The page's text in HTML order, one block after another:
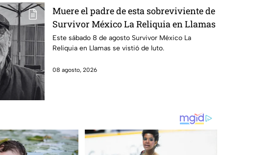
Muere el padre de esta sobreviviente de
Survivor México La Reliquia en Llamas
Este sábado 8 de agosto Survivor México La
Reliquia en Llamas se vistió de luto.
08 agosto, 2026